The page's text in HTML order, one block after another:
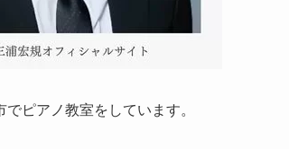
ピアノ教室をしています。